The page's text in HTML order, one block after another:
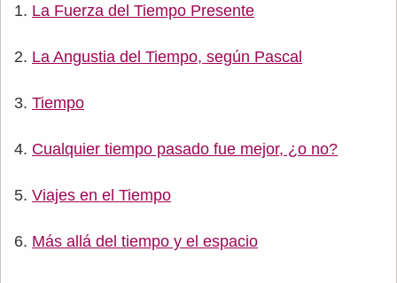
La Fuerza del Tiempo Presente
La Angustia del Tiempo, según Pascal
Tiempo
Cualquier tiempo pasado fue mejor, ¿o no?
Viajes en el Tiempo
Más allá del tiempo y el espacio